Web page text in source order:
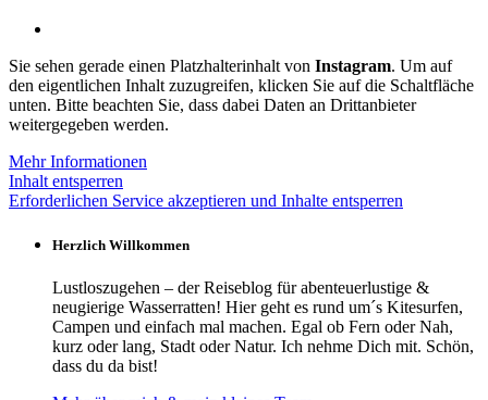
Sie sehen gerade einen Platzhalterinhalt von Instagram. Um auf
den eigentlichen Inhalt zuzugreifen, klicken Sie auf die Schaltfläche
unten. Bitte beachten Sie, dass dabei Daten an Drittanbieter
weitergegeben werden.
Mehr Informationen
Inhalt entsperren
Erforderlichen Service akzeptieren und Inhalte entsperren
Herzlich Willkommen
Lustloszugehen – der Reiseblog für abenteuerlustige &
neugierige Wasserratten! Hier geht es rund um´s Kitesurfen,
Campen und einfach mal machen. Egal ob Fern oder Nah,
kurz oder lang, Stadt oder Natur. Ich nehme Dich mit. Schön,
dass du da bist!